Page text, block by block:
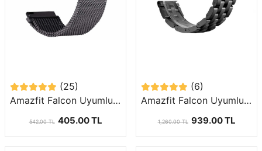
(25)
Amazfit Falcon Uyumlu (22mm) Mıknatıslı Hasır Metal Kordon-12
542.00 TL 405.00 TL
(6)
Amazfit Falcon Uyumlu (22mm) Bakla Görünümlü Metal Kordon-20
1,260.00 TL 939.00 TL